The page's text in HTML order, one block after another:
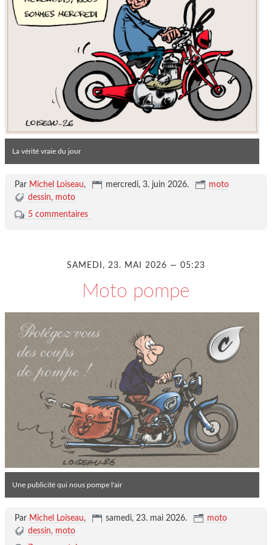
La vérité vraie du jour
Par Michel Loiseau, mercredi, 3. juin 2026.
moto
dessin
moto
5 commentaires
SAMEDI, 23. MAI 2026 — 05:23
Moto pompe
Une publicité qui nous pompe l'air
Par Michel Loiseau, samedi, 23. mai 2026.
moto
dessin
moto